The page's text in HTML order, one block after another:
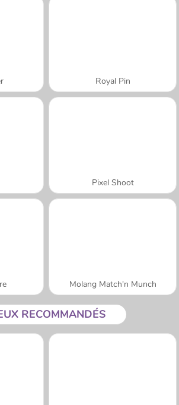
Royal Pin
Pixel Shoot
Molang Match'n Munch
RECOMMANDÉS